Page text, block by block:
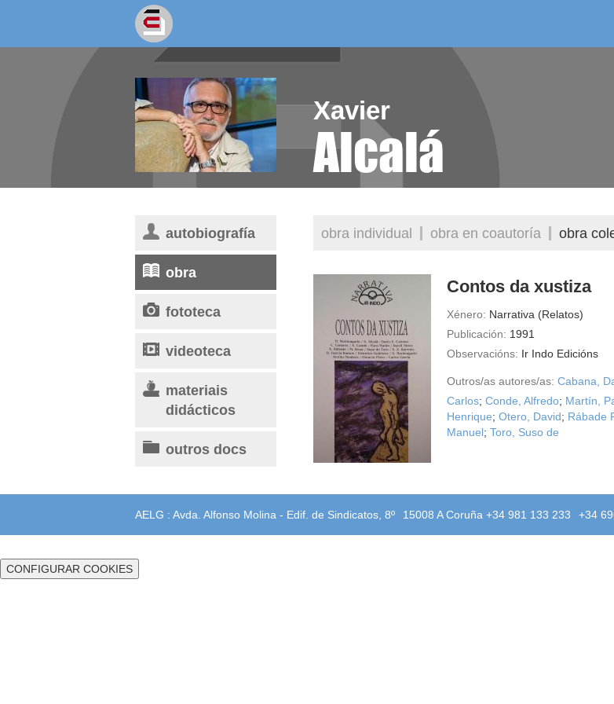
socios/as
Xavier
Alcalá
autobiografía
obra
fototeca
videoteca
materiais
didácticos
outros docs
obra individual obra en coautoría obra
Contos da xustiza
Xénero: Narrativa (Relatos)
Publicación: 1991
Observacións: Ir Indo Edicións
Outros/as autores/as: Cabana,
Carlos; Conde, Alfredo; Martín,
Henrique; Otero, David; Rábade
Manuel; Toro, Suso de
AELG : Avda. Alfonso Molina - Edif. de Sindicatos, 8º 15008 A Coruña +34 981 133 233 +34
CONFIGURAR COOKIES